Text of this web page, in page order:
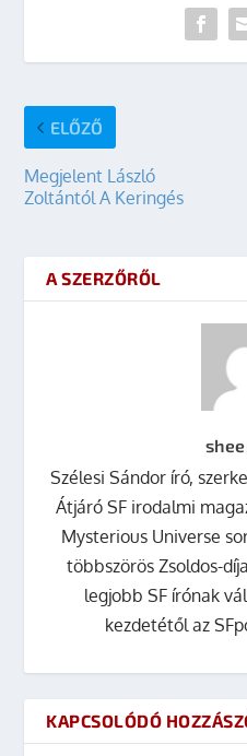
ELŐZŐ
Megjelent László
Zoltántól A Keringés
A SZERZŐRŐL
Szélesi Sándor író,
Átjáró SF irodalmi
Mysterious Universe
többszörös Zsoldos-
legjobb SF írónak
kezdetétől az
KAPCSOLÓDÓ